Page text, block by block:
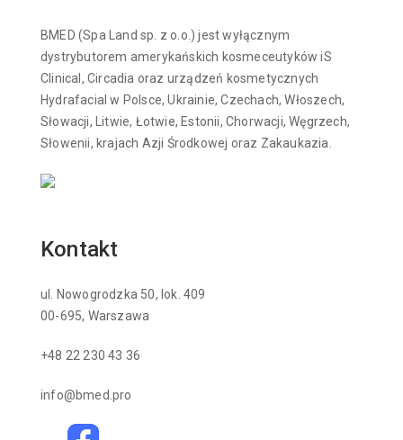
BMED (Spa Land sp. z o.o.) jest wyłącznym
dystrybutorem amerykańskich kosmeceutyków iS
Clinical, Circadia oraz urządzeń kosmetycznych
Hydrafacial w Polsce, Ukrainie, Czechach, Włoszech,
Słowacji, Litwie, Łotwie, Estonii, Chorwacji, Węgrzech,
Słowenii, krajach Azji Środkowej oraz Zakaukazia.
Kontakt
ul. Nowogrodzka 50, lok. 409
00-695, Warszawa
+48 22 230 43 36
info@bmed.pro